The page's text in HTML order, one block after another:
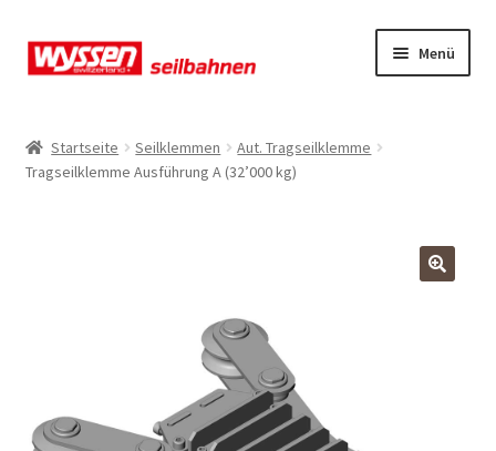
Zur
Navigation
Zum
Inhalt
Menü
Kasse
Startseite Seilklemmen
Aut. Tragseilklemme
Tragseilklemme Ausführung A (32’000 kg)